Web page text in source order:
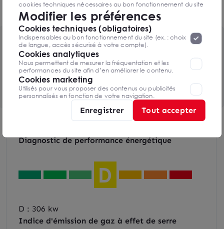
Toutes les surfaces disponibles
3 lots de 1129m² disponibles
Voir le tableau complet
Diagnostic de performance énergétique
D
D : 306 kw
Indice d'émission de gaz à effet de serre
cookies techniques nécessaires au bon fonctionnement du site
seront déposés. Pour plus d’informations, vous pouvez consulter
«Protection des données à caractère
personnel ».Lorsque vous naviguez sur notre site internet, il
peut être amenée à déposer des cookies. Vous avez la
possibilité de désactiver les cookies, ces réglages ne seront
valables que sur le navigateur que vous utilisez actuellement
Modifier les préférences
Cookies techniques (obligatoires)
Indispensables au bon fonctionnement du site (ex. : choix
de langue, accès sécurisé à votre compte).
Cookies analytiques
Nous permettent de mesurer la fréquentation et les
performances du site afin d’en améliorer le contenu.
Cookies marketing
Utilisés pour vous proposer des contenus ou publicités
personnalisés en fonction de votre navigation.
Enregistrer Tout accepter